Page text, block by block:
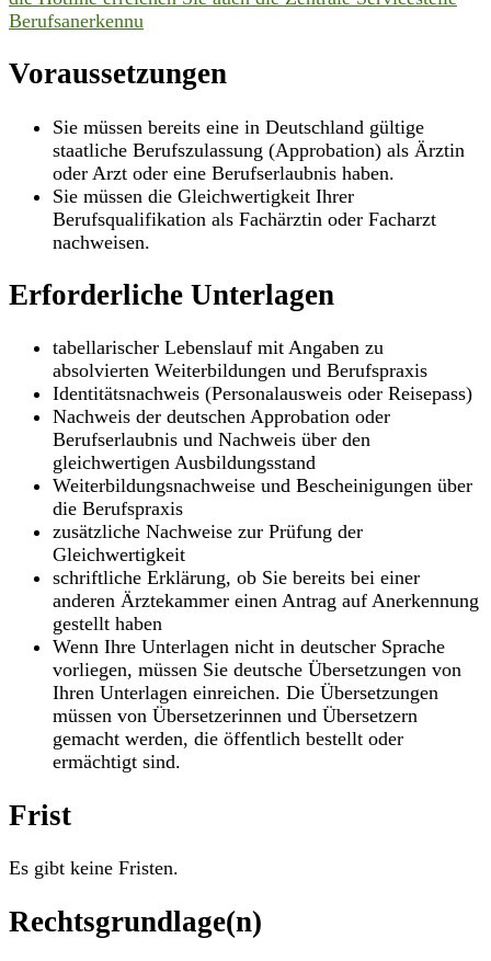
Berufsanerkennu
Voraussetzungen
Sie müssen bereits eine in Deutschland gültige
staatliche Berufszulassung (Approbation) als Ärztin
oder Arzt oder eine Berufserlaubnis haben.
Sie müssen die Gleichwertigkeit Ihrer
Berufsqualifikation als Fachärztin oder Facharzt
nachweisen.
Erforderliche Unterlagen
tabellarischer Lebenslauf mit Angaben zu
absolvierten Weiterbildungen und Berufspraxis
Identitätsnachweis (Personalausweis oder Reisepass)
Nachweis der deutschen Approbation oder
Berufserlaubnis und Nachweis über den
gleichwertigen Ausbildungsstand
Weiterbildungsnachweise und Bescheinigungen über
die Berufspraxis
zusätzliche Nachweise zur Prüfung der
Gleichwertigkeit
schriftliche Erklärung, ob Sie bereits bei einer
anderen Ärztekammer einen Antrag auf Anerkennung
gestellt haben
Wenn Ihre Unterlagen nicht in deutscher Sprache
vorliegen, müssen Sie deutsche Übersetzungen von
Ihren Unterlagen einreichen. Die Übersetzungen
müssen von Übersetzerinnen und Übersetzern
gemacht werden, die öffentlich bestellt oder
ermächtigt sind.
Frist
Es gibt keine Fristen.
Rechtsgrundlage(n)